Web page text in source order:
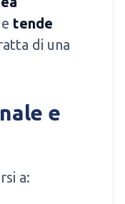
e tende
di una
e
a: